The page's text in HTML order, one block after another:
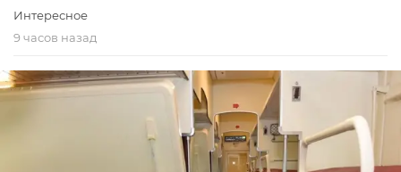
Интересное
9 часов назад